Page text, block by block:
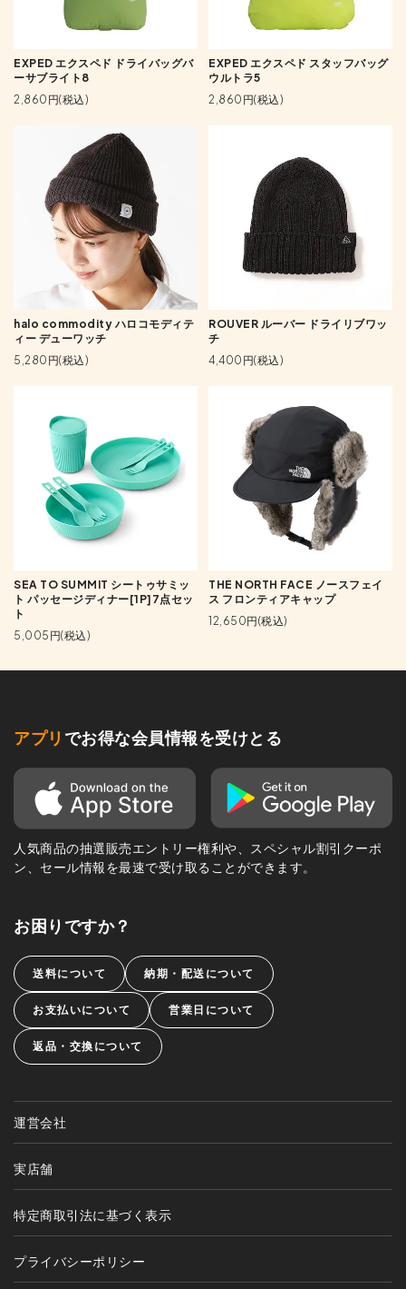
EXPED エクスペド ドライバッグバ
ーサブライト8
2,860円(税込)
EXPED エクスペド スタッフバッグ
ウルトラ5
2,860円(税込)
halo commodity ハロコモディテ
ィー デューワッチ
5,280円(税込)
ROUVER ルーバー ドライリブワッ
チ
4,400円(税込)
SEA TO SUMMIT シートゥサミッ
ト パッセージディナー[1P]7点セッ
ト
5,005円(税込)
THE NORTH FACE ノースフェイ
ス フロンティアキャップ
12,650円(税込)
アプリ でお得な会員情報を受けとる
人気商品の抽選販売エントリー権利や、スペシャル割引クーポ
ン、セール情報を最速で受け取ることができます。
お困りですか？
送料について 納期・配送について
お支払いについて 営業日について
返品・交換について
運営会社
実店舗
特定商取引法に基づく表示
プライバシーポリシー